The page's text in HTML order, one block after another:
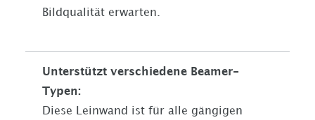
Bildqualität erwarten.
Unterstützt verschiedene Beamer-
Typen:
Diese Leinwand ist für alle gängigen